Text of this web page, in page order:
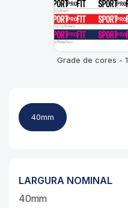
Grade de cores - 1
40mm
LARGURA NOMINAL
40mm